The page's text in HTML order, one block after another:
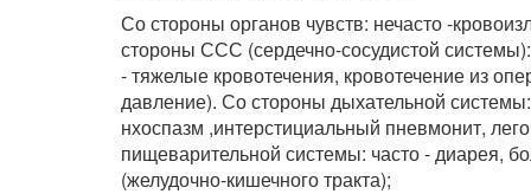
Со стороны органов чувств: нечасто -
стороны ССС (сердечно-сосудистой
- тяжелые кровотечения, кровотечение из
давление). Со стороны дыхательной
нхоспазм ,интерстициальный пневмонит,
пищеварительной системы: часто - диарея,
(желудочно-кишечного тракта);